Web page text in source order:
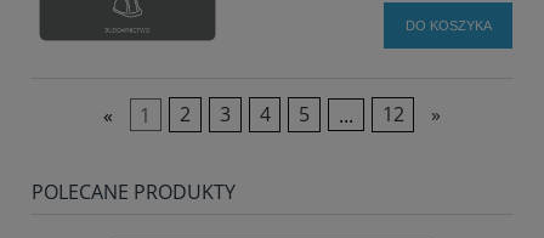
DO KOSZYKA
« 1 2 3 4 5 ... 12 »
POLECANE PRODUKTY